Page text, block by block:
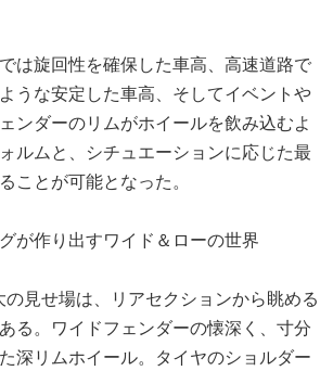
は旋回性を確保した車高、高速道路で
うな安定した車高、そしてイベントや
ンダーのリムがホイールを飲み込むよ
ルムと、シチュエーションに応じた最
ことが可能となった。
が作り出すワイド＆ローの世界
の見せ場は、リアセクションから眺める
る。ワイドフェンダーの懐深く、寸分
深リムホイール。タイヤのショルダー